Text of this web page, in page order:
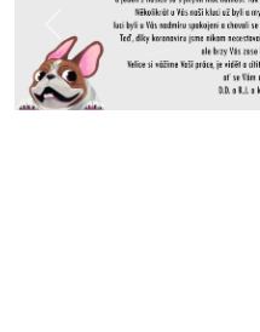
Předchozí